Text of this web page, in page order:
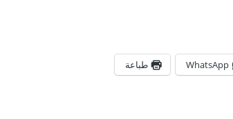
WhatsApp طباعة